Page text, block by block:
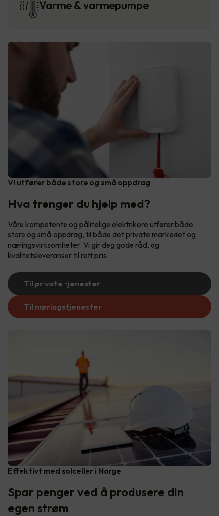
Varme & varmepumpe
Vi utfører både store og små oppdrag
Hva trenger du hjelp med?
Våre kompetente og pålitelige elektrikere utfører både
store og små oppdrag, til både det private markedet og
næringsvirksomheter. Vi gir deg gode råd, og
kvalitetsleveranser til rett pris.
Til private tjenester
Til næringstjenester
Effektivt med solceller i Norge
Spar penger ved å produsere din
egen strøm